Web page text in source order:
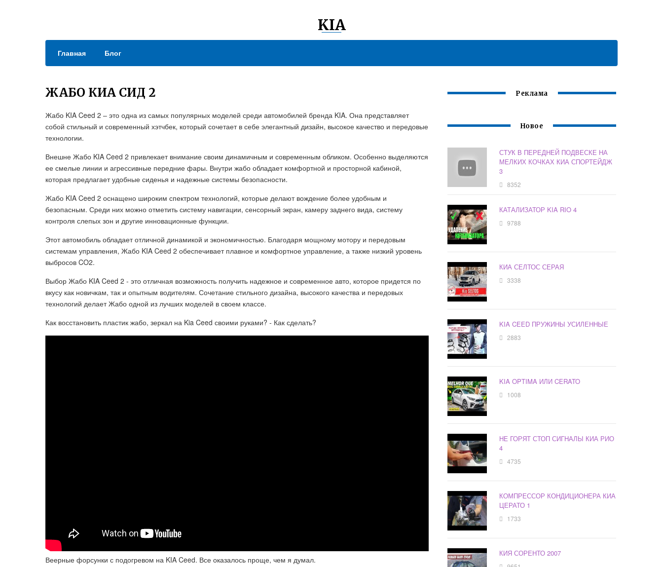
KIA
Главная Блог
ЖАБО КИА СИД 2
Жабо KIA Ceed 2 – это одна из самых популярных моделей среди автомобилей бренда KIA. Она представляет
собой стильный и современный хэтчбек, который сочетает в себе элегантный дизайн, высокое качество и передовые
технологии.
Внешне Жабо KIA Ceed 2 привлекает внимание своим динамичным и современным обликом. Особенно выделяются
ее смелые линии и агрессивные передние фары. Внутри жабо обладает комфортной и просторной кабиной,
которая предлагает удобные сиденья и надежные системы безопасности.
Жабо KIA Ceed 2 оснащено широким спектром технологий, которые делают вождение более удобным и
безопасным. Среди них можно отметить систему навигации, сенсорный экран, камеру заднего вида, систему
контроля слепых зон и другие инновационные функции.
Этот автомобиль обладает отличной динамикой и экономичностью. Благодаря мощному мотору и передовым
системам управления, Жабо KIA Ceed 2 обеспечивает плавное и комфортное управление, а также низкий уровень
выбросов CO2.
Выбор Жабо KIA Ceed 2 - это отличная возможность получить надежное и современное авто, которое придется по
вкусу как новичкам, так и опытным водителям. Сочетание стильного дизайна, высокого качества и передовых
технологий делает Жабо одной из лучших моделей в своем классе.
Как восстановить пластик жабо, зеркал на Kia Ceed своими руками? - Как сделать?
Веерные форсунки с подогревом на KIA Ceed. Все оказалось проще, чем я думал.
Реклама
Новое
СТУК В ПЕРЕДНЕЙ ПОДВЕСКЕ НА
МЕЛКИХ КОЧКАХ КИА СПОРТЕЙДЖ
3
8352
КАТАЛИЗАТОР KIA RIO 4
9788
КИА СЕЛТОС СЕРАЯ
3338
KIA CEED ПРУЖИНЫ УСИЛЕННЫЕ
2883
KIA OPTIMA ИЛИ CERATO
1008
НЕ ГОРЯТ СТОП СИГНАЛЫ КИА РИО
4
4735
КОМПРЕССОР КОНДИЦИОНЕРА КИА
ЦЕРАТО 1
1733
КИЯ СОРЕНТО 2007